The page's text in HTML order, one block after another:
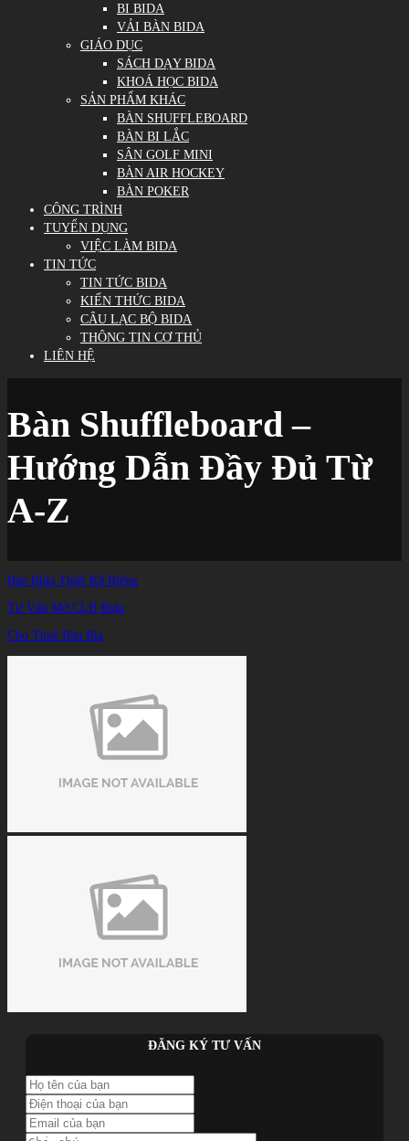
BI BIDA
VẢI BÀN BIDA
GIÁO DỤC
SÁCH DẠY BIDA
KHOÁ HỌC BIDA
SẢN PHẨM KHÁC
BÀN SHUFFLEBOARD
BÀN BI LẮC
SÂN GOLF MINI
BÀN AIR HOCKEY
BÀN POKER
CÔNG TRÌNH
TUYỂN DỤNG
VIỆC LÀM BIDA
TIN TỨC
TIN TỨC BIDA
KIẾN THỨC BIDA
CÂU LẠC BỘ BIDA
THÔNG TIN CƠ THỦ
LIÊN HỆ
Bàn Shuffleboard –
Hướng Dẫn Đầy Đủ Từ
A-Z
Trang chủ
TIN TỨC
Bàn Shuffleboard – Hướng Dẫn Đầy Đủ Từ A-Z
Bàn Bida Thiết Kế Riêng
Tư Vấn Mở CLB Bida
Cho Thuê Bàn Bia
ĐĂNG KÝ TƯ VẤN